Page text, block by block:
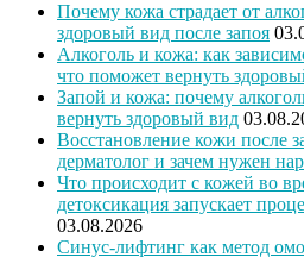
Почему кожа страдает от
здоровый вид после запоя
Алкоголь и кожа: как
что поможет вернуть
Запой и кожа: почему
вернуть здоровый вид
Восстановление кожи после
дерматолог и зачем нужен
Что происходит с кожей во
детоксикация запускает
03.08.2026
Синус-лифтинг как метод